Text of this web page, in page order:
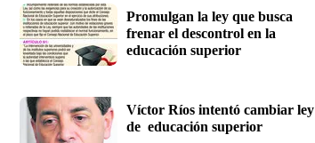
Promulgan la ley que busca
frenar el descontrol en la
educación superior
Víctor Ríos intentó cambiar ley
de  educación superior